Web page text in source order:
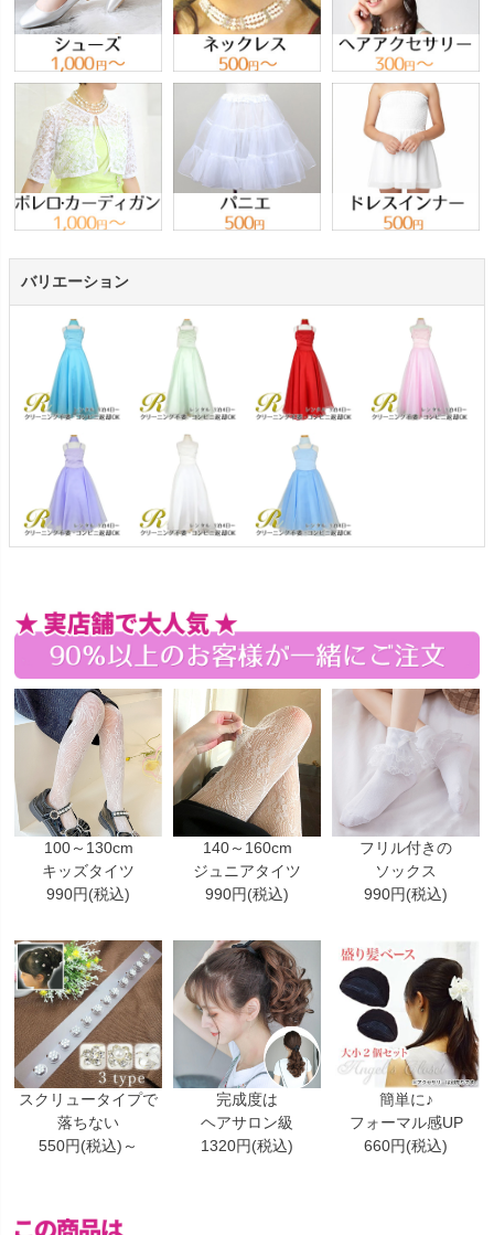
バリエーション
100～130cm
キッズタイツ
990円(税込)
140～160cm
ジュニアタイツ
990円(税込)
フリル付きの
ソックス
990円(税込)
スクリュータイプで
落ちない
550円(税込)～
完成度は
ヘアサロン級
1320円(税込)
簡単に♪
フォーマル感UP
660円(税込)